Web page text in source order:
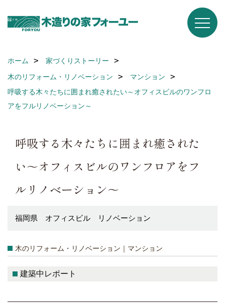
ホーム
家づくりストーリー
木のリフォーム・リノベーション
マンション
呼吸する木々たちに囲まれ癒されたい～オフィスビルのワンフロ
アをフルリノベーション～
呼吸する木々たちに囲まれ癒された
い～オフィスビルのワンフロアをフ
ルリノベーション～
福岡県 オフィスビル リノベーション
木のリフォーム・リノベーション｜マンション
建築中レポート